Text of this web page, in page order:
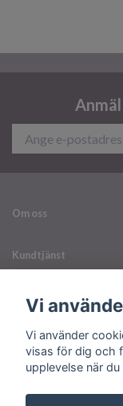
Om oss
Kundtjänst
Läs mer
Sociala medier
Vi
Vi använder
visas för dig och
upplevelse när